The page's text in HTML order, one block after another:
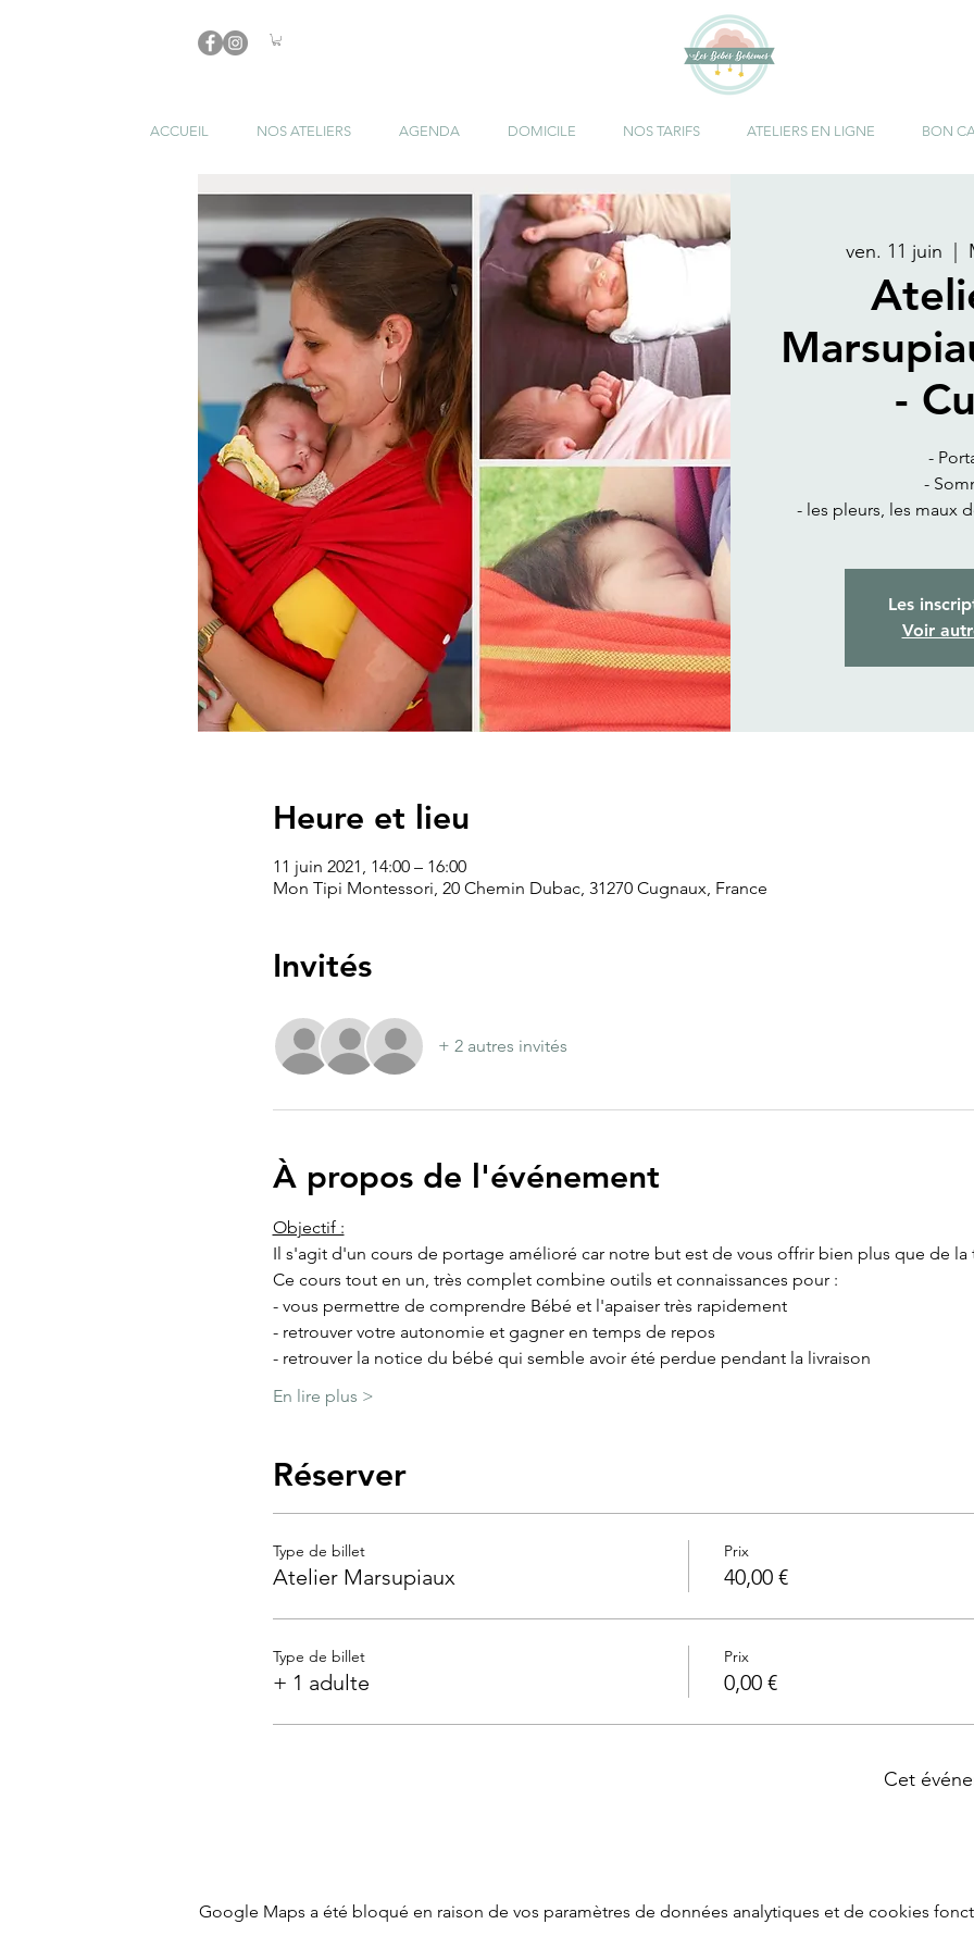
ACCUEIL NOS ATELIERS AGENDA DOMICILE NOS TARIFS ATELIERS EN LIGNE BON
ven. 11 juin
-
-
-
- les pleurs, les maux
Les
Voir
Heure et lieu
11 juin 2021, 14:00 – 16:00
Mon Tipi Montessori, 20 Chemin Dubac, 31270 Cugnaux, France
Invités
+ 2 autres invités
À propos de l'événement
Objectif :
Il s'agit d'un cours de portage amélioré car notre but est de vous offrir bien plus que de la
Ce cours tout en un, très complet combine outils et connaissances pour :
- vous permettre de comprendre Bébé et l'apaiser très rapidement
- retrouver votre autonomie et gagner en temps de repos
- retrouver la notice du bébé qui semble avoir été perdue pendant la livraison
En lire plus >
Réserver
Type de billet
Atelier Marsupiaux
Prix
40,00 €
Type de billet
+ 1 adulte
Prix
0,00 €
Cet
Google Maps a été bloqué en raison de vos paramètres de données analytiques et de cookies